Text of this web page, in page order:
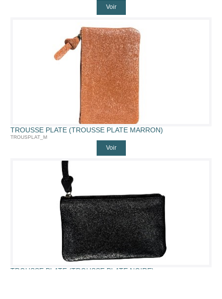
Voir
TROUSSE PLATE (TROUSSE PLATE MARRON)
TROUSPLAT_M
Voir
TROUSSE PLATE (TROUSSE PLATE NOIRE)